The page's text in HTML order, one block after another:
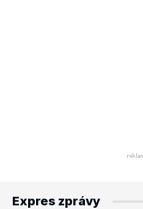
Expres zprávy